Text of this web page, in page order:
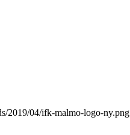
2019/04/ifk-malmo-logo-ny.png